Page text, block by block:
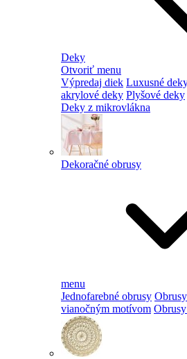
Deky
Otvoriť menu
Výpredaj diek Luxusné
akrylové deky Plyšové deky
Deky z mikrovlákna
Dekoračné obrusy
menu
Jednofarebné obrusy
vianočným motívom